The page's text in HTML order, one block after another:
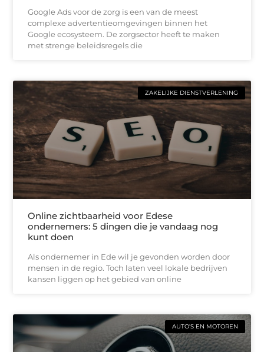
Google Ads voor de zorg is een van de meest
complexe advertentieomgevingen binnen het
Google ecosysteem. De zorgsector heeft te maken
met strenge beleidsregels die
ZAKELIJKE DIENSTVERLENING
Online zichtbaarheid voor Edese
ondernemers: 5 dingen die je vandaag nog
kunt doen
Als ondernemer in Ede wil je gevonden worden door
mensen in de regio. Toch laten veel lokale bedrijven
kansen liggen op het gebied van online
AUTO'S EN MOTOREN